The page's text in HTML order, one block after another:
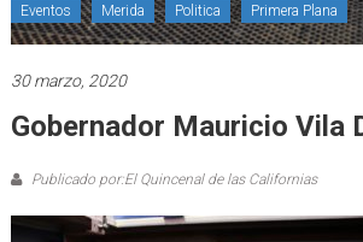
Eventos Merida Politica Primera Plana
30 marzo, 2020
Gobernador Mauricio Vila
Publicado por:El Quincenal de las Californias